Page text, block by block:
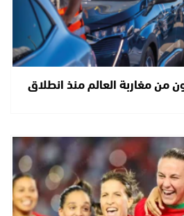
من 2,7 مليون من مغاربة العالم منذ انطلاق